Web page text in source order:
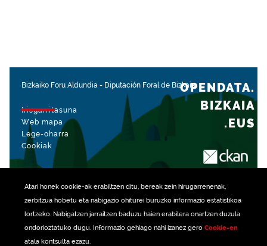
Atari honek cookie-ak erabiltzen ditu, bereak zein hirugarrenenak,
zerbitzua hobetu eta nabigazio ohiturei buruzko informazio estatistikoa
lortzeko. Nabigatzen jarraitzen baduzu haien erabilera onartzen duzula
ondorioztatuko dugu. Informazio gehiago nahi izanez gero Cookie-en
atala kontsulta ezazu.
Bizkaiko Foru Aldundia - Diputación Foral de Bizkaia
Irisgarritasuna
Web mapa
Lege-oharra
Cookiak
OPENDATA.
BIZKAIA
.EUS